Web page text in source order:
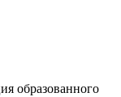
образованного